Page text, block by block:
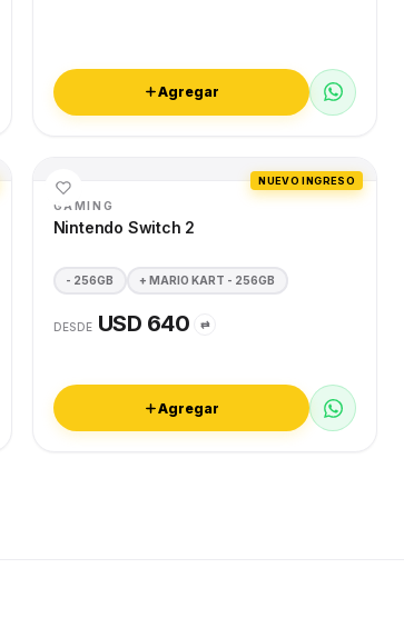
Agregar
NUEVO INGRESO
GAMING
Nintendo Switch 2
- 256GB + MARIO KART - 256GB
DESDE USD 640 ⇄
Agregar